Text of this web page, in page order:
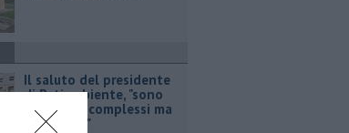
Il saluto del presidente
di Retiambiente, "sono
stati anni complessi ma
di crescita"